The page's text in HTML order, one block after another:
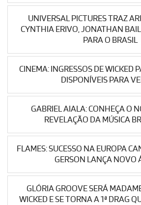
UNIVERSAL PICTURES TRAZ
CYNTHIA ERIVO, JONATHAN
PARA O BRASIL
CINEMA: INGRESSOS DE WICKED
DISPONÍVEIS PARA
GABRIEL AIALA: CONHEÇA O
REVELAÇÃO DA MÚSICA
FLAMES: SUCESSO NA EUROPA
GERSON LANÇA NOVO
GLÓRIA GROOVE SERÁ
WICKED E SE TORNA A 1ª DRAG